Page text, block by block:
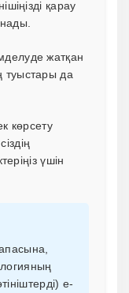
қарау
жатқан
туыстары да
көрсету
үшін
e-